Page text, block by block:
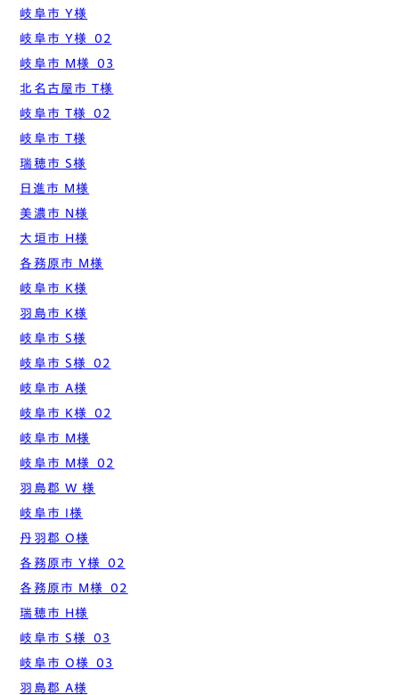
岐阜市 Y様
岐阜市 Y様_02
岐阜市 M様_03
北名古屋市 T様
岐阜市 T様_02
岐阜市 T様
瑞穂市 S様
日進市 M様
美濃市 N様
大垣市 H様
各務原市 M様
岐阜市 K様
羽島市 K様
岐阜市 S様
岐阜市 S様_02
岐阜市 A様
岐阜市 K様_02
岐阜市 M様
岐阜市 M様_02
羽島郡 W 様
岐阜市 I様
丹羽郡 O様
各務原市 Y様_02
各務原市 M様_02
瑞穂市 H様
岐阜市 S様_03
岐阜市 O様_03
羽島郡 A様